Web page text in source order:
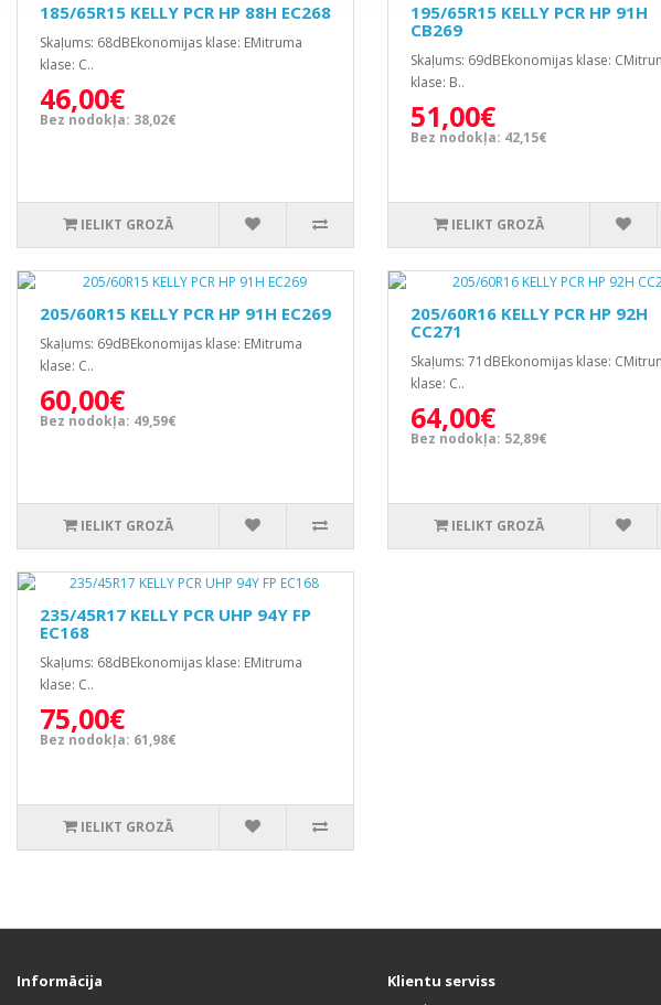
185/65R15 KELLY PCR HP 88H EC268
Skaļums: 68dBEkonomijas klase: EMitruma
klase: C..
46,00€
Bez nodokļa: 38,02€
IELIKT GROZĀ
195/65R15 KELLY PCR HP 91H
CB269
Skaļums: 69dBEkonomijas klase:
klase: B..
51,00€
Bez nodokļa: 42,15€
IELIKT GROZĀ
205/60R15 KELLY PCR HP 91H EC269
Skaļums: 69dBEkonomijas klase: EMitruma
klase: C..
60,00€
Bez nodokļa: 49,59€
IELIKT GROZĀ
205/60R16 KELLY PCR HP 92H
CC271
Skaļums: 71dBEkonomijas klase:
klase: C..
64,00€
Bez nodokļa: 52,89€
IELIKT GROZĀ
235/45R17 KELLY PCR UHP 94Y FP
EC168
Skaļums: 68dBEkonomijas klase: EMitruma
klase: C..
75,00€
Bez nodokļa: 61,98€
IELIKT GROZĀ
Informācija Klientu serviss